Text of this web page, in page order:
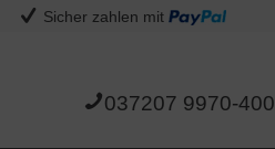
Sicher zahlen mit
037207 9970-400